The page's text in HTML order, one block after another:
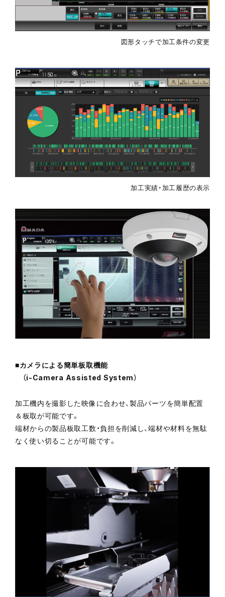
図形タッチで加工条件の変更
加工実績・加工履歴の表示
■カメラによる簡単板取機能
（i-Camera Assisted System）
加工機内を撮影した映像に合わせ、製品パーツを簡単配置
＆板取が可能です。
端材からの製品板取工数・負担を削減し、端材や材料を無駄
なく使い切ることが可能です。